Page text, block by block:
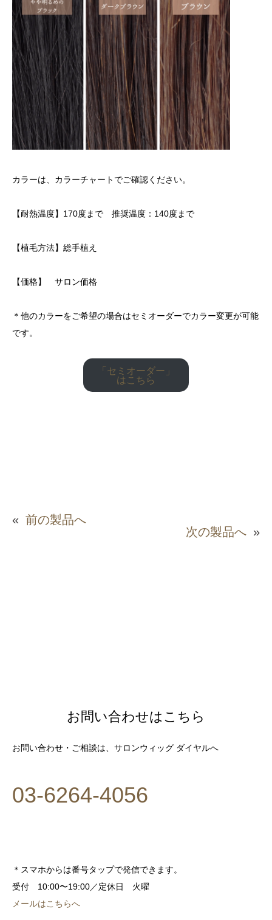
カラーは、カラーチャートでご確認ください。
【耐熱温度】170度まで 推奨温度：140度まで
【植毛方法】総手植え
【価格】 サロン価格
＊他のカラーをご希望の場合はセミオーダーでカラー変更が可能
です。
「セミオーダー」
はこちら
« 前の製品へ
次の製品へ »
お問い合わせはこちら
お問い合わせ・ご相談は、サロンウィッグ ダイヤルへ
03-6264-4056
＊スマホからは番号タップで発信できます。
受付 10:00〜19:00／定休日 火曜
メールはこちらへ